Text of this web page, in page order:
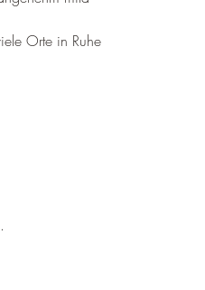
Orte in Ruhe